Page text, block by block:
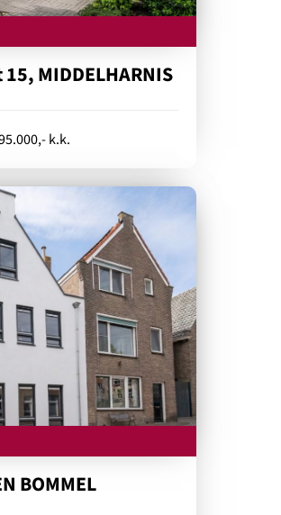
MIDDELHARNIS
k.k.
BOMMEL